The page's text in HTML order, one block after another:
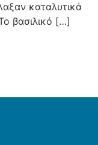
καταλυτικά
βασιλικό […]